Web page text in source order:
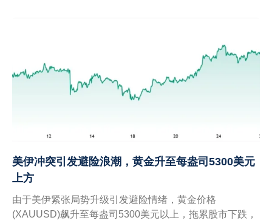
美伊冲突引发避险浪潮，黄金升至每盎司5300美元
上方
由于美伊紧张局势升级引发避险情绪，黄金价格
(XAUUSD)飙升至每盎司5300美元以上，拖累股市下跌，